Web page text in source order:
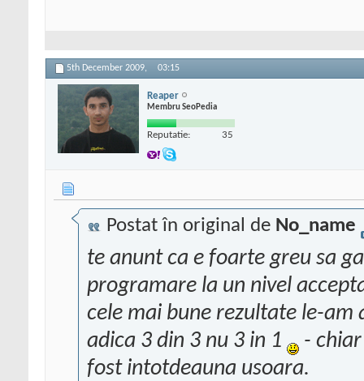
5th December 2009, 03:15
Reaper
Membru SeoPedia
Reputatie: 35
Postat în original de No_name
te anunt ca e foarte greu sa
programare la un nivel
cele mai bune rezultate le-
adica 3 din 3 nu 3 in 1
-
fost intotdeauna usoara.